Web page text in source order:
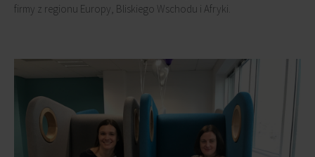
firmy z regionu Europy, Bliskiego Wschodu i Afryki.